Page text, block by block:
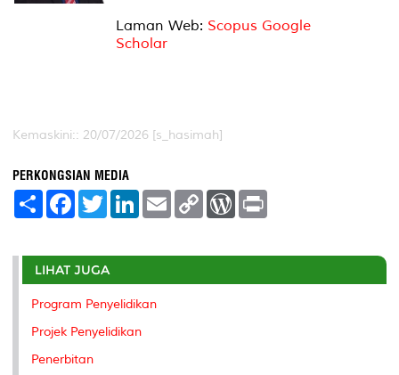
Laman Web: Scopus Google
Scholar
Kemaskini:: 20/07/2026 [s_hasimah]
PERKONGSIAN MEDIA
S
e
F
a
b
o
o
T
w
t
e
r
L
e
I
E
m
l
C
L
n
W
P
e
t
LIHAT JUGA
Program Penyelidikan
Projek Penyelidikan
Penerbitan